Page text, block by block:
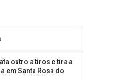
outro a tiros e tira a
em Santa Rosa do